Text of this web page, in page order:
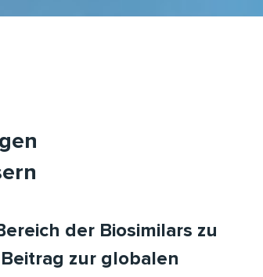
der Biosimilars zu
zur globalen